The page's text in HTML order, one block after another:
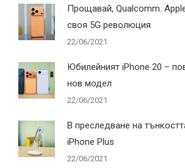
Прощавай, Qualcomm.
своя 5G революция
22/06/2021
Юбилейният iPhone 20 –
нов модел
22/06/2021
В преследване на
iPhone Plus
22/06/2021